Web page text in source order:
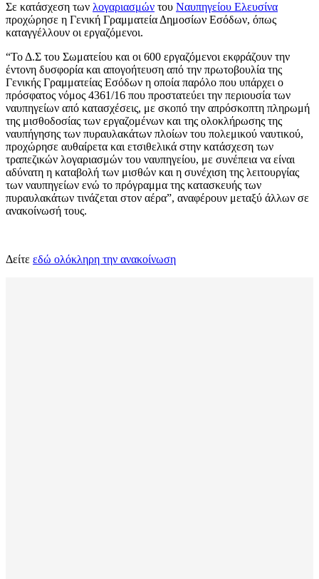
Σε κατάσχεση των λογαριασμών του Ναυπηγείου Ελευσίνα
προχώρησε η Γενική Γραμματεία Δημοσίων Εσόδων, όπως
καταγγέλλουν οι εργαζόμενοι.
“Το Δ.Σ του Σωματείου και οι 600 εργαζόμενοι εκφράζουν την
έντονη δυσφορία και απογοήτευση από την πρωτοβουλία της
Γενικής Γραμματείας Εσόδων η οποία παρόλο που υπάρχει ο
πρόσφατος νόμος 4361/16 που προστατεύει την περιουσία των
ναυπηγείων από κατασχέσεις, με σκοπό την απρόσκοπτη πληρωμή
της μισθοδοσίας των εργαζομένων και της ολοκλήρωσης της
ναυπήγησης των πυραυλακάτων πλοίων του πολεμικού ναυτικού,
προχώρησε αυθαίρετα και ετσιθελικά στην κατάσχεση των
τραπεζικών λογαριασμών του ναυπηγείου, με συνέπεια να είναι
αδύνατη η καταβολή των μισθών και η συνέχιση της λειτουργίας
των ναυπηγείων ενώ το πρόγραμμα της κατασκευής των
πυραυλακάτων τινάζεται στον αέρα”, αναφέρουν μεταξύ άλλων σε
ανακοίνωσή τους.
Δείτε εδώ ολόκληρη την ανακοίνωση